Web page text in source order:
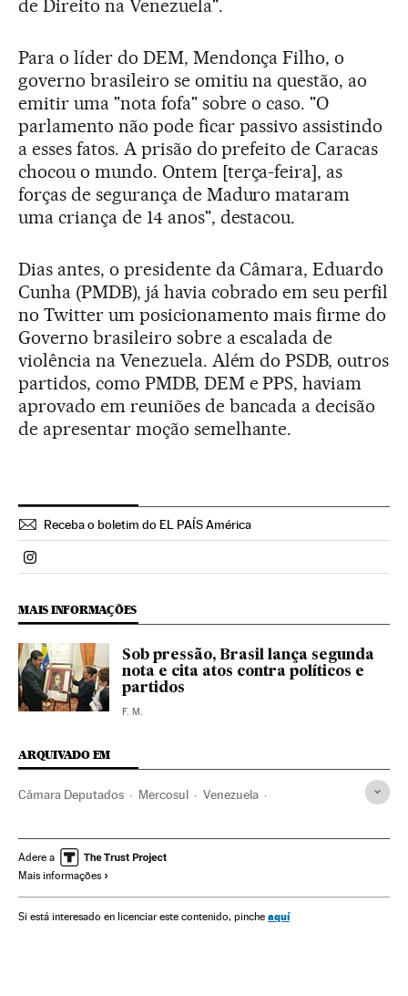
de Direito na Venezuela".
Para o líder do DEM, Mendonça Filho, o
governo brasileiro se omitiu na questão, ao
emitir uma "nota fofa" sobre o caso. "O
parlamento não pode ficar passivo assistindo
a esses fatos. A prisão do prefeito de Caracas
chocou o mundo. Ontem [terça-feira], as
forças de segurança de Maduro mataram
uma criança de 14 anos", destacou.
Dias antes, o presidente da Câmara, Eduardo
Cunha (PMDB), já havia cobrado em seu perfil
no Twitter um posicionamento mais firme do
Governo brasileiro sobre a escalada de
violência na Venezuela. Além do PSDB, outros
partidos, como PMDB, DEM e PPS, haviam
aprovado em reuniões de bancada a decisão
de apresentar moção semelhante.
Receba o boletim do EL PAÍS América
Politica El País Brasil en Instagram
MAIS INFORMAÇÕES
Sob pressão, Brasil lança segunda
nota e cita atos contra políticos e
partidos
F. M.
ARQUIVADO EM
Câmara Deputados Mercosul Venezuela
América Latina Parlamento
Organizações internacionais
Política Nicolás Maduro
Adere a
Mais informações
Si está interesado en licenciar este contenido, pinche aquí